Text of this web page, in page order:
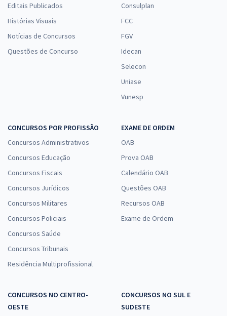
Editais Publicados
Histórias Visuais
Notícias de Concursos
Questões de Concurso
Consulplan
FCC
FGV
Idecan
Selecon
Uniase
Vunesp
CONCURSOS POR PROFISSÃO
Concursos Administrativos
Concursos Educação
Concursos Fiscais
Concursos Jurídicos
Concursos Militares
Concursos Policiais
Concursos Saúde
Concursos Tribunais
Residência Multiprofissional
EXAME DE ORDEM
OAB
Prova OAB
Calendário OAB
Questões OAB
Recursos OAB
Exame de Ordem
CONCURSOS NO CENTRO-
OESTE
CONCURSOS NO SUL E
SUDESTE